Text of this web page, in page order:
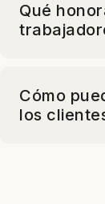
Qué
Cómo
los